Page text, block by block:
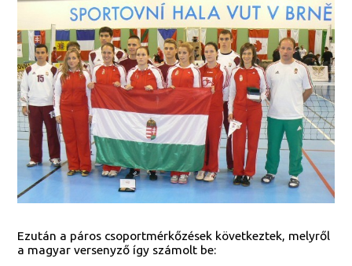
Ezután a páros csoportmérkőzések következtek, melyről
a magyar versenyző így számolt be: